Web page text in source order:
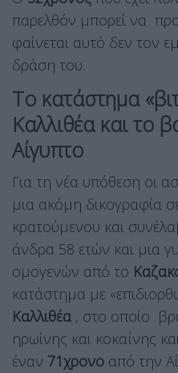
παρελθόν μπορεί να
φαίνεται αυτό δεν τον
δράση του.
Το κατάστημα
Καλλιθέα και το
Αίγυπτο
Για τη νέα υπόθεση οι
μια ακόμη δικογραφία
κρατούμενου και
άνδρα 58 ετών και μια
ομογενών από το
κατάστημα με
Καλλιθέα , στο οποίο
ηρωίνης και κοκαΐνης
έναν 71χρονο από την